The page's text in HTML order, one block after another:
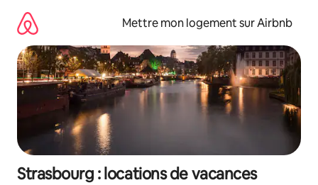
directement
contenu
Mettre mon logement sur Airbnb
Strasbourg : locations de vacances